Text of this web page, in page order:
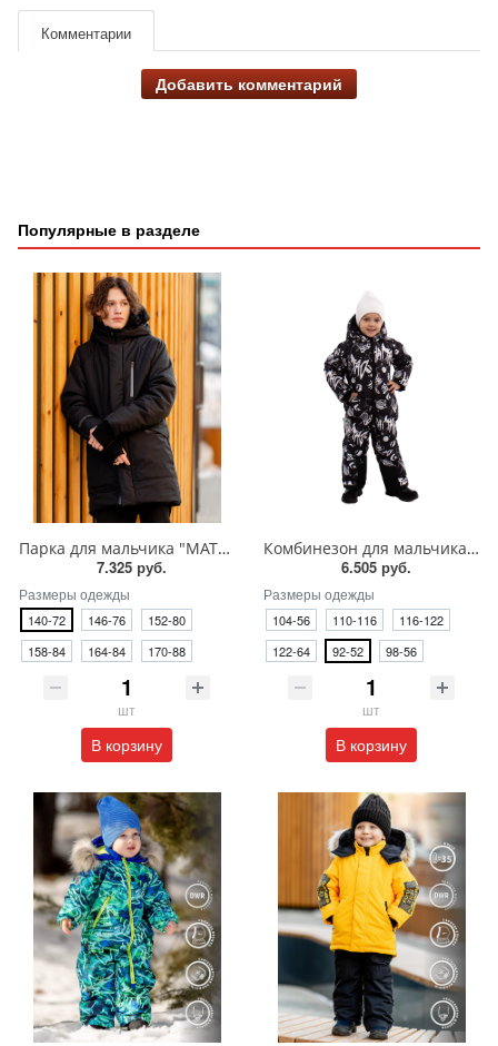
Комментарии
Добавить комментарий
Популярные в разделе
Парка для мальчика "МАТТЭО" чёрный
7.325 руб.
Размеры одежды
140-72 146-76
152-80
158-84
164-84 170-88
шт
В корзину
Комбинезон для мальчика "КРИСТОФ" космос
6.505 руб.
Размеры одежды
104-56 110-116
116-122
122-64
92-52 98-56
шт
В корзину